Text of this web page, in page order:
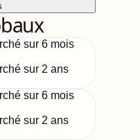
sur 6 mois
sur 2 ans
sur 6 mois
sur 2 ans